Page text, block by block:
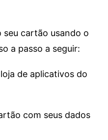
seu cartão usando o
a passo a seguir:
de aplicativos do
com seus dados